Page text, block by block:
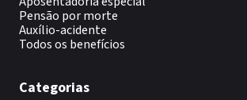
Pensão por morte
Auxílio-acidente
Todos os benefícios
Categorias